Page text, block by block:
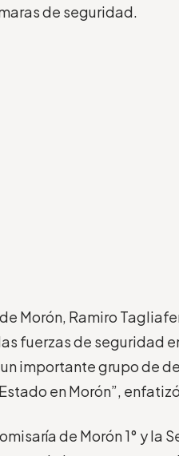
de seguridad.
Morón, Ramiro
fuerzas de seguridad
importante grupo de
en Morón”,
de Morón 1° y la